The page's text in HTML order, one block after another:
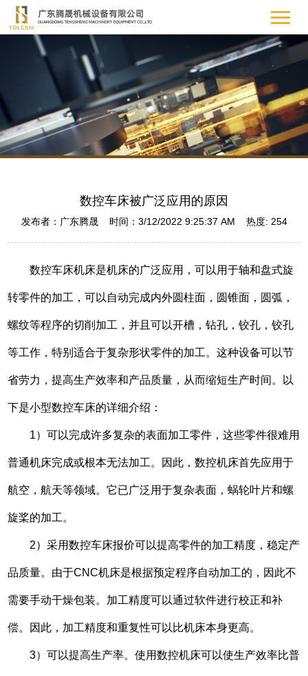
数控车床被广泛应用的原因
发布者：广东腾晟 时间：3/12/2022 9:25:37 AM 热度: 254
数控车床机床是机床的广泛应用，可以用于轴和盘式旋
转零件的加工，可以自动完成内外圆柱面，圆锥面，圆弧，
螺纹等程序的切削加工，并且可以开槽，钻孔，铰孔，铰孔
等工作，特别适合于复杂形状零件的加工。这种设备可以节
省劳力，提高生产效率和产品质量，从而缩短生产时间。以
下是小型数控车床的详细介绍：
1）可以完成许多复杂的表面加工零件，这些零件很难用
普通机床完成或根本无法加工。因此，数控机床首先应用于
航空，航天等领域。它已广泛用于复杂表面，蜗轮叶片和螺
旋桨的加工。
2）采用数控车床报价可以提高零件的加工精度，稳定产
品质量。由于CNC机床是根据预定程序自动加工的，因此不
需要手动干燥包装。加工精度可以通过软件进行校正和补
偿。因此，加工精度和重复性可以比机床本身更高。
3）可以提高生产率。使用数控机床可以使生产效率比普